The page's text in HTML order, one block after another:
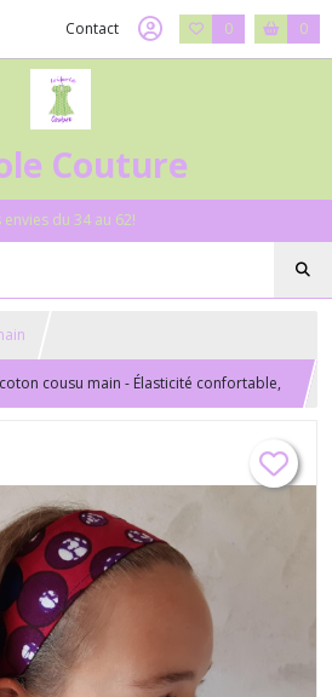
Contact 0 0
Couture
du 34 au 62!
cousu main - Élasticité confortable,